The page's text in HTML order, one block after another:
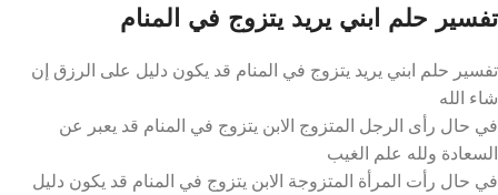
تفسير حلم ابني يريد يتزوج في المنام
تفسير حلم ابني يريد يتزوج في المنام قد يكون دليل على الرزق إن
شاء الله
في حال رأى الرجل المتزوج الابن يتزوج في المنام قد يعبر عن
السعادة ولله علم الغيب
في حال رأت المرأة المتزوجة الابن يتزوج في المنام قد يكون دليل